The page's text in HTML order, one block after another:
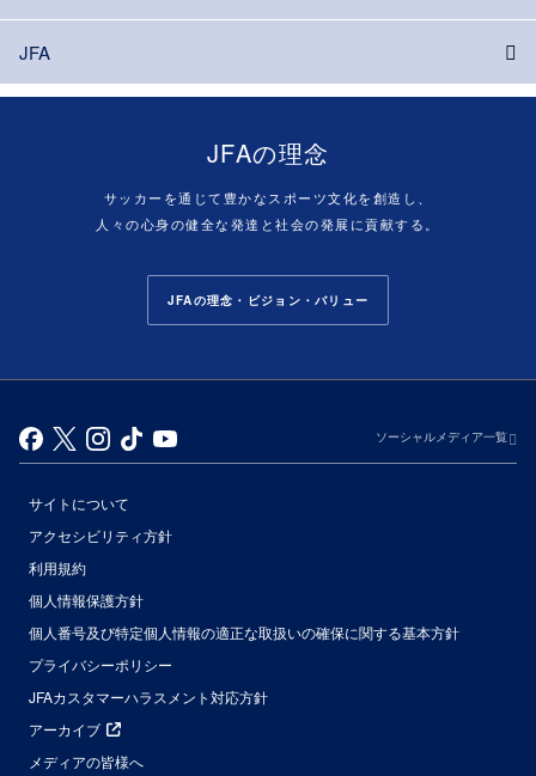
JFA
JFAの理念
サッカーを通じて豊かなスポーツ文化を創造し、
人々の心身の健全な発達と社会の発展に貢献する。
JFAの理念・ビジョン・バリュー
ソーシャルメディア一覧
サイトについて
アクセシビリティ方針
利用規約
個人情報保護方針
個人番号及び特定個人情報の適正な取扱いの確保に関する基本方針
プライバシーポリシー
JFAカスタマーハラスメント対応方針
アーカイブ
メディアの皆様へ